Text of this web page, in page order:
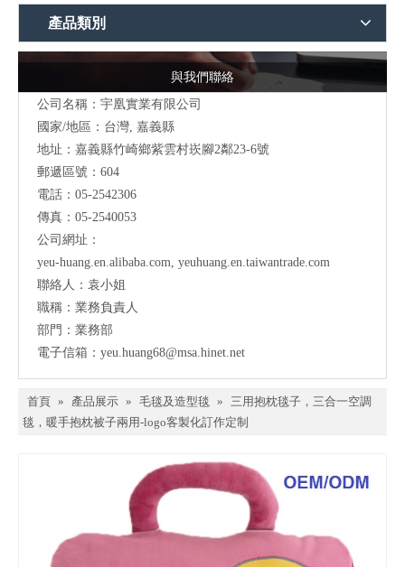
產品類別
與我們聯絡
公司名稱：宇凰實業有限公司
國家/地區：台灣, 嘉義縣
地址： 嘉義縣竹崎鄉紫雲村崁腳2鄰23-6號
郵遞區號：604
電話：05-2542306
傳真：05-2540053
公司網址：
yeu-huang.en.alibaba.com, yeuhuang.en.taiwantrade.com
聯絡人：袁小姐
職稱：業務負責人
部門：業務部
電子信箱： yeu.huang68@msa.hinet.net
首頁 » 產品展示 » 毛毯及造型毯 » 三用抱枕毯子，三合一空調
毯，暖手抱枕被子兩用-logo客製化訂作定制